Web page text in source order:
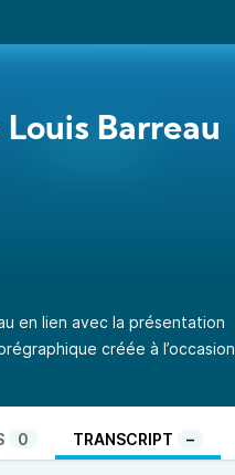
Barreau
en lien avec la présentation
créée à l’occasion
0 TRANSCRIPT –